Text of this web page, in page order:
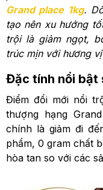
Grand place 1kg.
tạo nên xu hướng
trội là giảm ngọt,
trúc mịn với hương
Đặc tính nổi bật
Điểm đổi mới nổi
thượng hạng
chính là giảm đi
phẩm, 0 gram chất
hòa tan so với các